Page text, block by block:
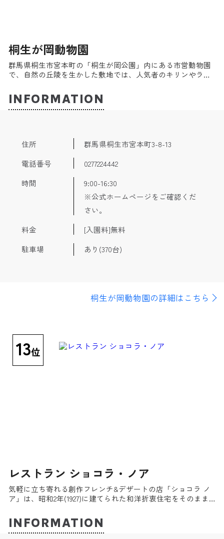
桐生が岡動物園
群馬県桐生市宮本町の「桐生が岡公園」内にある市営動物園
で、自然の丘陵を生かした敷地では、人気者のキリンやライ
育。目いっぱい楽しむことができ、常に子供連れのファミリ
ーで賑っている。公園は桜の名所としても有名。
INFORMATION
住所
群馬県桐生市宮本町3-8-13
電話番号
0277224442
時間
9:00-16:30
※公式ホームページをご確認くだ
さい。
料金
[入園料]無料
駐車場
あり(370台)
桐生が岡動物園の詳細はこちら
13位
レストラン ショコラ・ノア
気軽に立ち寄れる創作フレンチ&デザートの店「ショコラ ノ
ア」は、昭和2年(1927)に建てられた和洋折衷住宅をそのまま
も一から手づくりをし、またリーズナブルなのも人気の理由
だ。自家製デザートとケーキも四季折々の食材を使ったオリ
ジナルで、ウェディングやバースデーケーキの注文も受け付
INFORMATION